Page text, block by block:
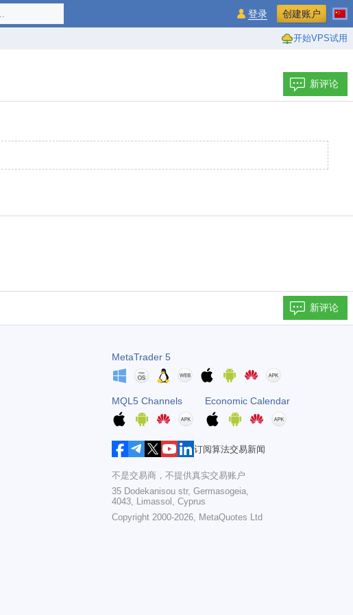
开始VPS试用
登录 创建账户
新评论
新评论
MetaTrader 5
MQL5 Channels Economic Calendar
订阅算法交易新闻
不是交易商，不提供真实交易账户
35 Dodekanisou str, Germasogeia,
4043, Limassol, Cyprus
Copyright 2000-2026, MetaQuotes Ltd